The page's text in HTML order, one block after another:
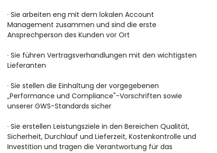
· Sie arbeiten eng mit dem lokalen Account
Management zusammen und sind die erste
Ansprechperson des Kunden vor Ort
· Sie führen Vertragsverhandlungen mit den wichtigsten
Lieferanten
· Sie stellen die Einhaltung der vorgegebenen
„Performance und Compliance"-Vorschriften sowie
unserer GWS-Standards sicher
· Sie erstellen Leistungsziele in den Bereichen Qualität,
Sicherheit, Durchlauf und Lieferzeit, Kostenkontrolle und
Investition und tragen die Verantwortung für das